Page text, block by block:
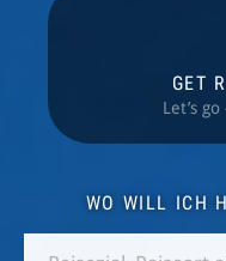
GET
Let’s
WO WILL ICH
ANMELDEN